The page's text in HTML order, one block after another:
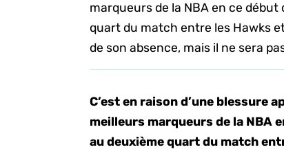
marqueurs de la NBA en ce début
quart du match entre les Hawks
de son absence, mais il ne sera
C’est en raison d’une blessure
meilleurs marqueurs de la NBA
au deuxième quart du match